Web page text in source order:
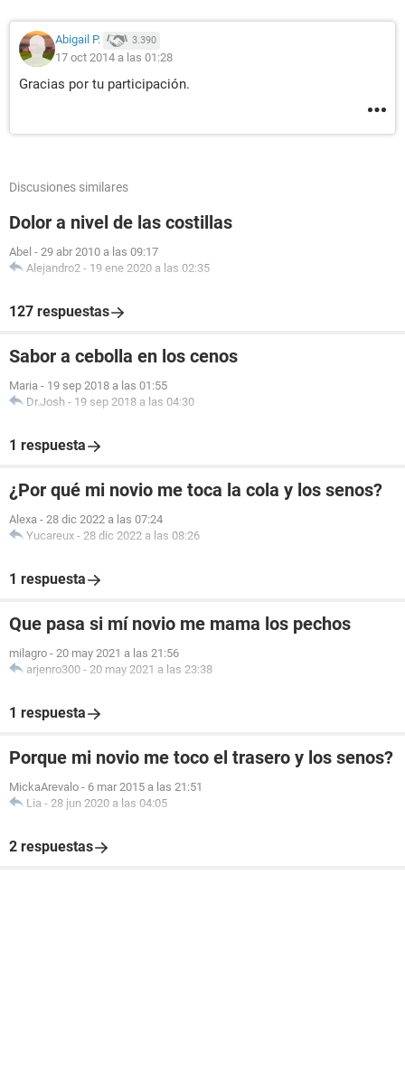
Abigail P. 3.390
17 oct 2014 a las 01:28
Gracias por tu participación.
Discusiones similares
Dolor a nivel de las costillas
Abel - 29 abr 2010 a las 09:17
Alejandro2 - 19 ene 2020 a las 02:35
127 respuestas
Sabor a cebolla en los cenos
Maria - 19 sep 2018 a las 01:55
Dr.Josh - 19 sep 2018 a las 04:30
1 respuesta
¿Por qué mi novio me toca la cola y los senos?
Alexa - 28 dic 2022 a las 07:24
Yucareux - 28 dic 2022 a las 08:26
1 respuesta
Que pasa si mí novio me mama los pechos
milagro - 20 may 2021 a las 21:56
arjenro300 - 20 may 2021 a las 23:38
1 respuesta
Porque mi novio me toco el trasero y los senos?
MickaArevalo - 6 mar 2015 a las 21:51
Lia - 28 jun 2020 a las 04:05
2 respuestas